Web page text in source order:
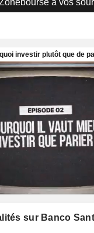
sur Banco